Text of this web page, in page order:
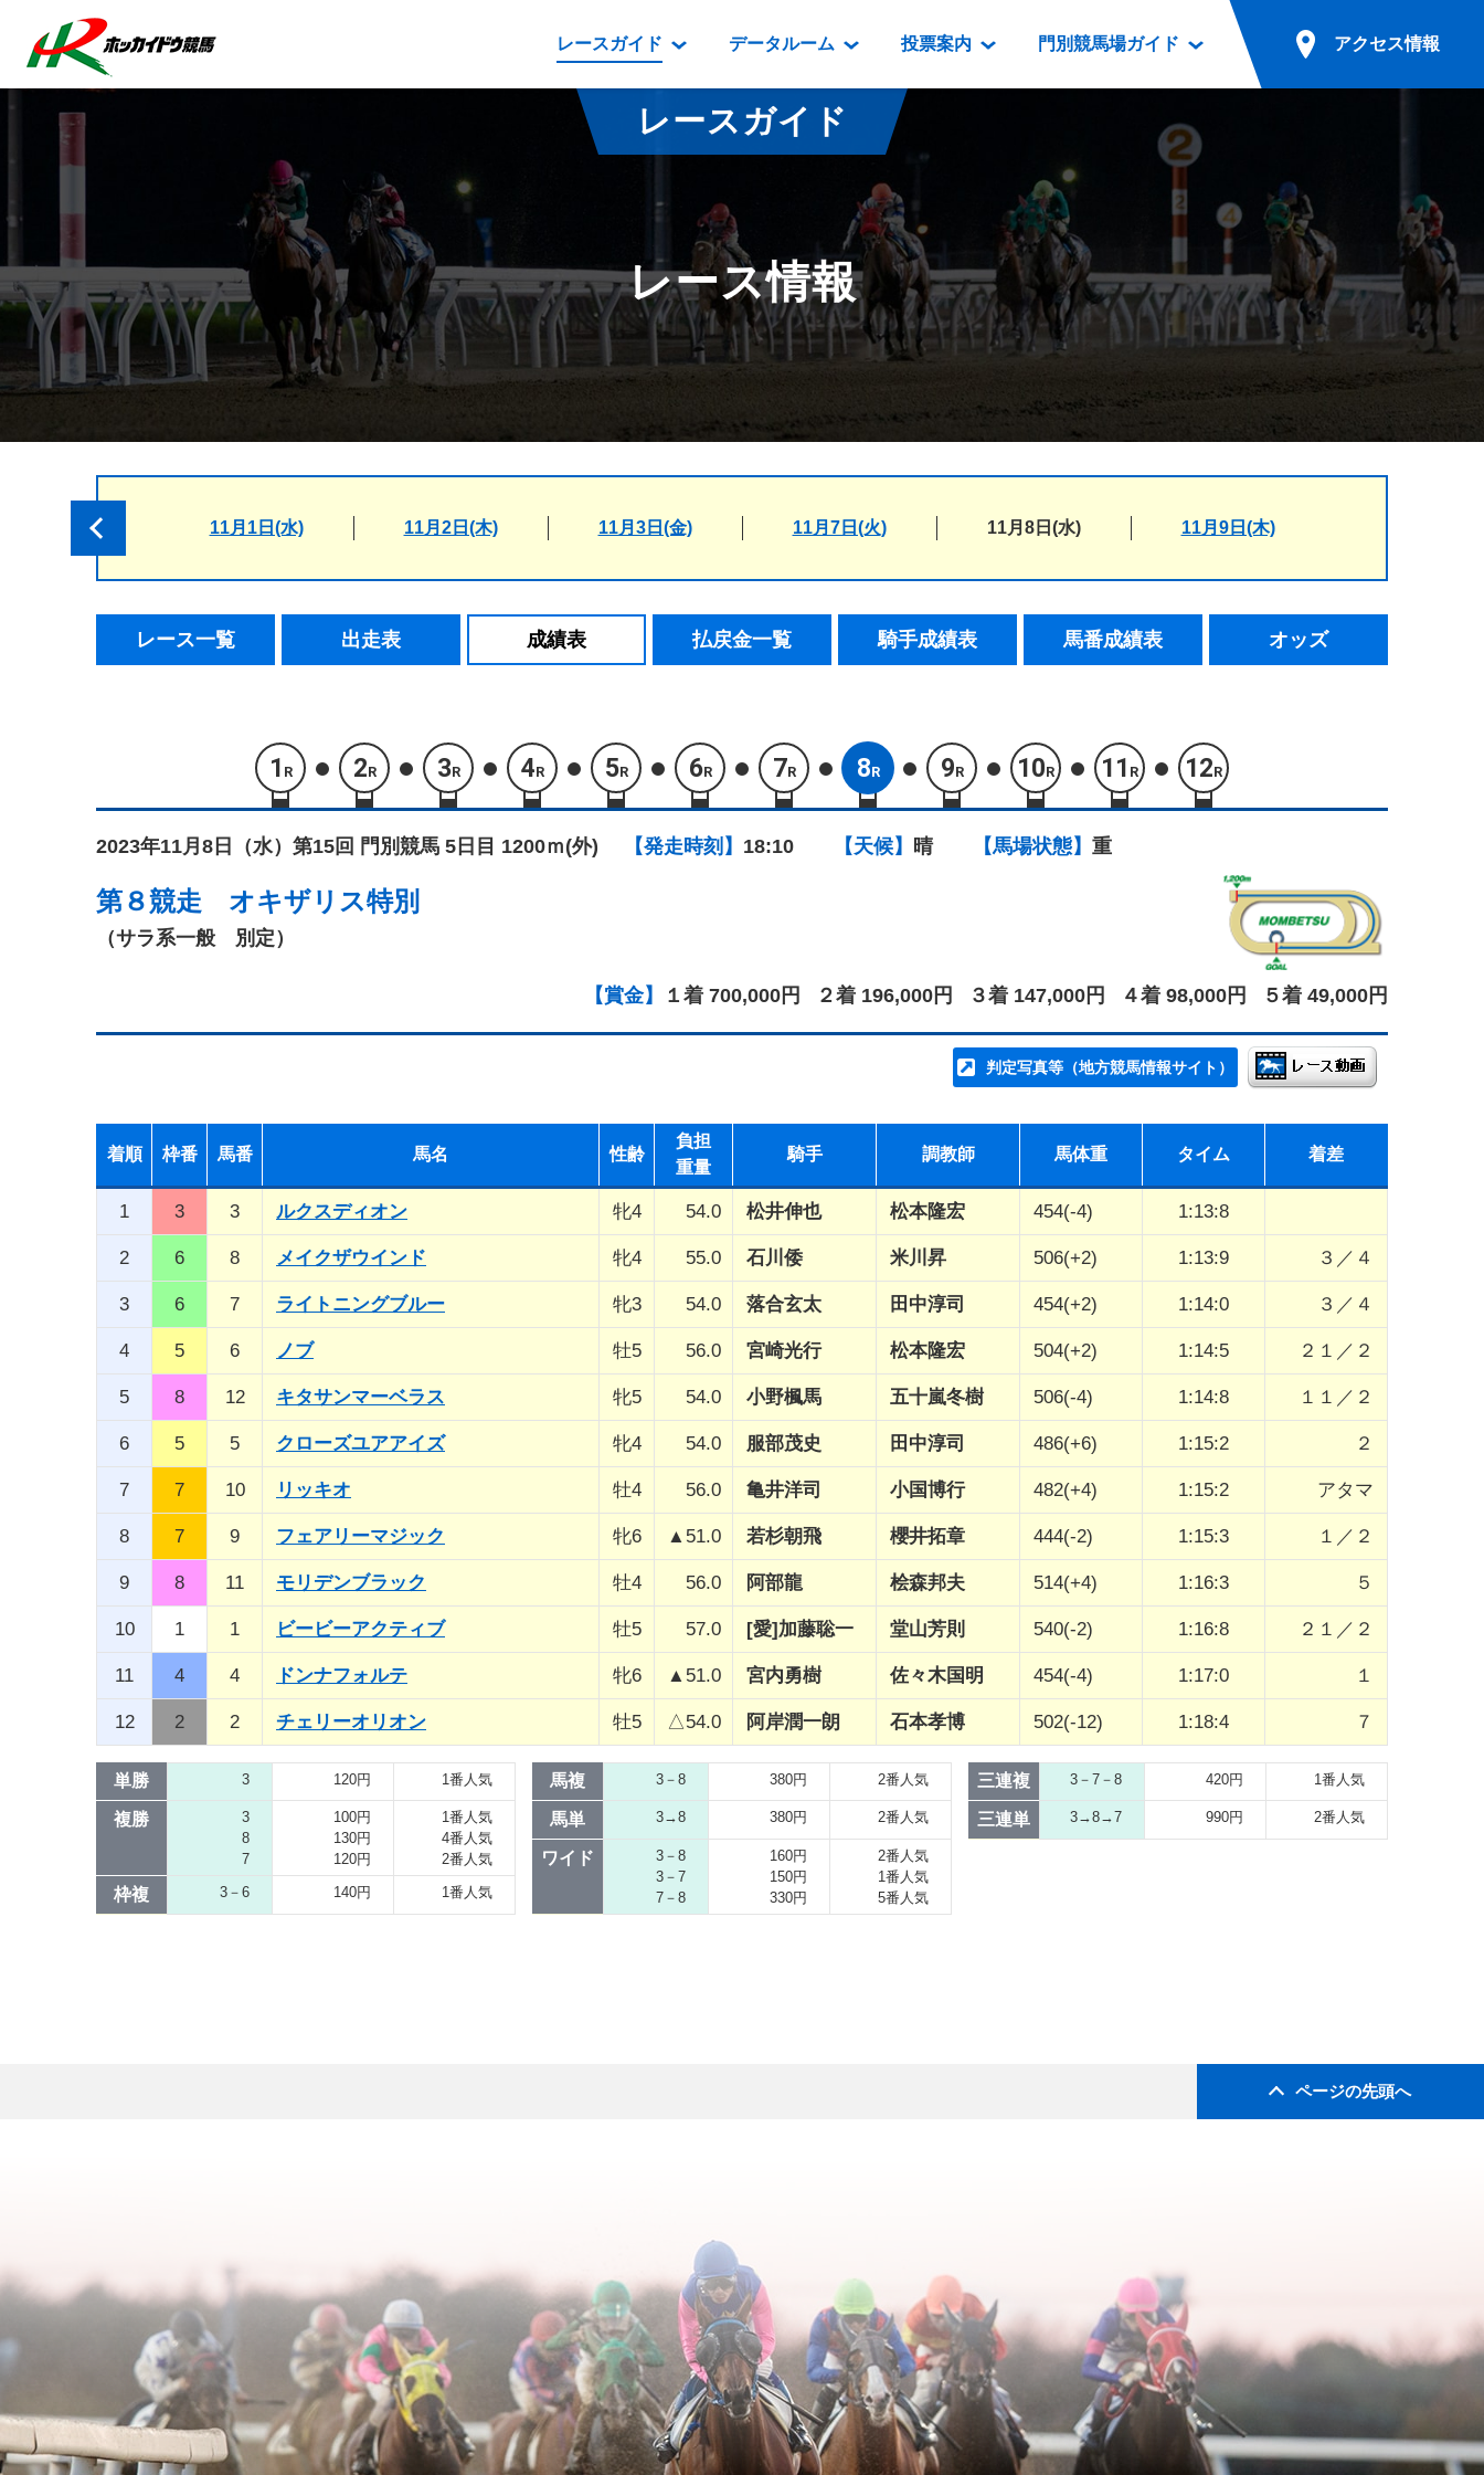
レースガイド
レース情報
払戻金一覧
騎手成績表
馬番成績表
オッズ
番組・級別表ダウンロード
開催カレンダー
重賞競走体系図
スタリオンシリーズ競走
道内の発売情報(PDF)
データルーム
データルーム
騎手・調教師紹介
坂路調教映像
遠征馬情報
番組編成要領
映像コンテンツ
重賞競走VTR
重賞競走参考VTR
レースダイジェスト
新馬ダイジェスト
投票案内
電話・インターネット投票
場外発売所
実況・テレホンサービス
発売・払戻
門別競馬場ガイド
門別競馬場情報
門別競馬場グルメ
とねっこジンギスカン
いずみ食堂
ルンビニフードカフェ
勝馬屋
アクセス情報
無料送迎バスでのご来場
公共の交通機関でのご来場
レースガイド
レース情報
11月1日(水) 11月2日(木) 11月3日(金) 11月7日(火) 11月8日(水) 11月9日(木)
レース一覧 出走表 成績表 払戻金一覧 騎手成績表 馬番成績表 オッズ
1 R 2R 3R 4R 5R 6R 7R 8R 9R 10R 11 R 12R
2023年11月8日（水） 第15回 門別競馬 5日目 1200ｍ(外) 【発走時刻】 18:10 【天候】 晴 【馬場状態】 重
第８競走 オキザリス特別
（サラ系一般 別定）
【賞金】 １着 700,000円 ２着 196,000円 ３着 147,000円 ４着 98,000円 ５着 49,000円
判定写真等（地方競馬情報サイト）
着順 枠番 馬番 馬名 性齢
負担
重量
騎手 調教師 馬体重 タイム 着差
1 3 3 ルクスディオン 牝4 54.0 松井伸也 松本隆宏 454(-4) 1:13:8
2 6 8 メイクザウインド 牝4 55.0 石川倭 米川昇 506(+2) 1:13:9 ３／４
3 6 7 ライトニングブルー 牝3 54.0 落合玄太 田中淳司 454(+2) 1:14:0 ３／４
4 5 6 ノブ 牡5 56.0 宮崎光行 松本隆宏 504(+2) 1:14:5 ２１／２
5 8 12 キタサンマーベラス 牝5 54.0 小野楓馬 五十嵐冬樹 506(-4) 1:14:8 １１／２
6 5 5 クローズユアアイズ 牝4 54.0 服部茂史 田中淳司 486(+6) 1:15:2 ２
7 7 10 リッキオ 牡4 56.0 亀井洋司 小国博行 482(+4) 1:15:2 アタマ
8 7 9 フェアリーマジック 牝6 ▲51.0 若杉朝飛 櫻井拓章 444(-2) 1:15:3 １／２
9 8 11 モリデンブラック 牡4 56.0 阿部龍 桧森邦夫 514(+4) 1:16:3 ５
10 1 1 ビービーアクティブ 牡5 57.0 [愛]加藤聡一 堂山芳則 540(-2) 1:16:8 ２１／２
11 4 4 ドンナフォルテ 牝6 ▲51.0 宮内勇樹 佐々木国明 454(-4) 1:17:0 １
12 2 2 チェリーオリオン 牡5 △54.0 阿岸潤一朗 石本孝博 502(-12) 1:18:4 ７
単勝 3 120円 1番人気
複勝
3
8
7
100円
130円
120円
1番人気
4番人気
2番人気
枠複 3－6 140円 1番人気
馬複 3－8 380円 2番人気
馬単 3→8 380円 2番人気
ワイド
3－8
3－7
7－8
160円
150円
330円
2番人気
1番人気
5番人気
三連複 3－7－8 420円 1番人気
三連単 3→8→7 990円 2番人気
ページの先頭へ